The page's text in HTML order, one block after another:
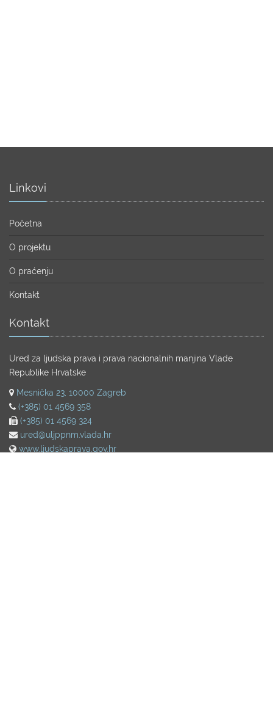
Linkovi
Početna
O projektu
O praćenju
Kontakt
Kontakt
Ured za ljudska prava i prava nacionalnih manjina Vlade
Republike Hrvatske
Mesnička 23, 10000 Zagreb
(+385) 01 4569 358
(+385) 01 4569 324
ured@uljppnm.vlada.hr
www.ljudskaprava.gov.hr